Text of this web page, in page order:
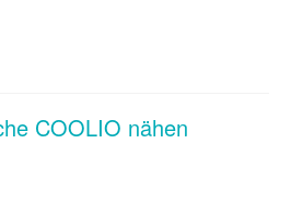
COOLIO nähen